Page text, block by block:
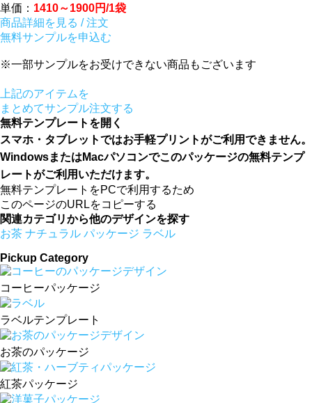
単価： 1410～1900円/1袋
商品詳細を見る / 注文
無料サンプルを申込む
※一部サンプルをお受けできない商品もございます
上記のアイテムを
まとめてサンプル注文する
無料テンプレートを開く
スマホ・タブレットではお手軽プリントがご利用できません。
WindowsまたはMacパソコンでこのパッケージの無料テンプ
レートがご利用いただけます。
無料テンプレートをPCで利用するため
このページのURLをコピーする
関連カテゴリから他のデザインを探す
お茶 ナチュラル パッケージ ラベル
Pickup Category
コーヒーパッケージ
ラベルテンプレート
お茶のパッケージ
紅茶パッケージ